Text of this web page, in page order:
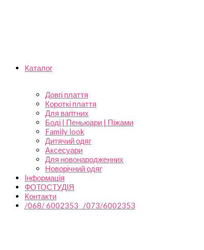
Каталог
Довгі плаття
Короткі плаття
Для вагітних
Боді | Пеньюари | Піжами
Family look
Дитячий одяг
Аксесуари
Для новонародженних
Новорічний одяг
Інформація
ФОТОСТУДІЯ
Контакти
/068/ 6002353 /073/6002353